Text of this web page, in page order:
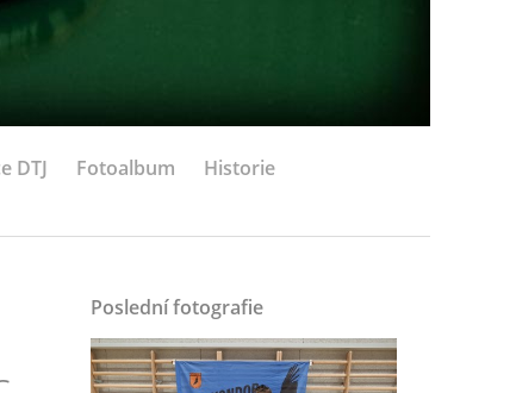
DTJ Fotoalbum Historie
Poslední fotografie